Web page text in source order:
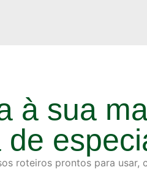
à sua
roteiros prontos para